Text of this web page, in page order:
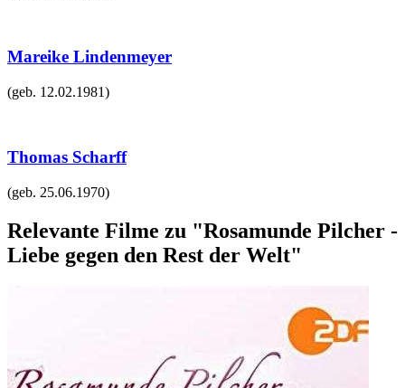
Mareike Lindenmeyer
(geb. 12.02.1981)
Thomas Scharff
(geb. 25.06.1970)
Relevante Filme zu "Rosamunde Pilcher -
Liebe gegen den Rest der Welt"